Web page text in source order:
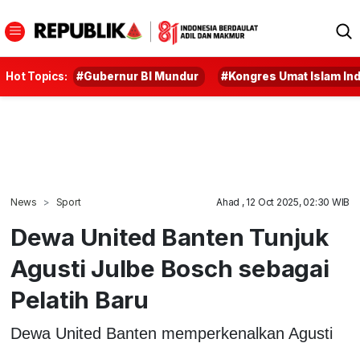
Hot Topics: #Gubernur BI Mundur #Kongres Umat Islam
News Sport Ahad , 12 Oct 2025, 02:30 WIB
Dewa United Banten Tunjuk
Agusti Julbe Bosch sebagai
Pelatih Baru
Dewa United Banten memperkenalkan Agusti